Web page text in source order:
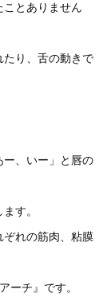
とありません
たり、舌の動きで
ー、いー」と唇の
す。
ぞれの筋肉、粘膜
ーチ』です。